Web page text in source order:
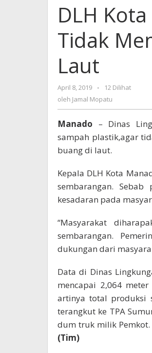
DLH
Tidak
Laut
April 8, 2019
oleh
Jamal
Mopatu
-
12 Dilihat
oleh Jamal Mopatu
Manado – Dinas
sampah plastik,agar
buang di laut.
Kepala DLH Kota
sembarangan.
kesadaran pada
“Masyarakat
sembarangan.
dukungan dari
Data di Dinas
mencapai 2,064
artinya total produksi
terangkut ke TPA
dum truk milik
(Tim)